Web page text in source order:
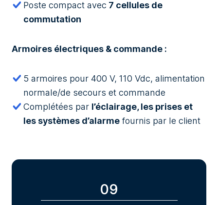
Poste compact avec 7 cellules de
commutation
Armoires électriques & commande :
5 armoires pour 400 V, 110 Vdc, alimentation
normale/de secours et commande
Complétées par l’éclairage, les prises et
les systèmes d’alarme fournis par le client
09